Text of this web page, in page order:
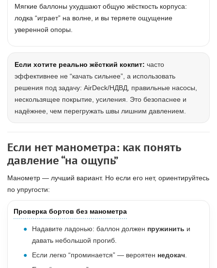
Мягкие баллоны ухудшают общую жёсткость корпуса:
лодка “играет” на волне, и вы теряете ощущение
уверенной опоры.
Если хотите реально жёсткий кокпит: часто
эффективнее не “качать сильнее”, а использовать
решения под задачу: AirDeck/НДВД, правильные насосы,
нескользящее покрытие, усиления. Это безопаснее и
надёжнее, чем перегружать швы лишним давлением.
Если нет манометра: как понять
давление “на ощупь”
Манометр — лучший вариант. Но если его нет, ориентируйтесь
по упругости:
Проверка бортов без манометра
Надавите ладонью: баллон должен пружинить и
давать небольшой прогиб.
Если легко “проминается” — вероятен недокач